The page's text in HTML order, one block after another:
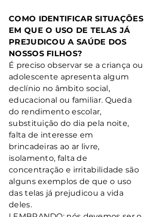
COMO IDENTIFICAR SITUAÇÕES
EM QUE O USO DE TELAS JÁ
PREJUDICOU A SAÚDE DOS
NOSSOS FILHOS?
É preciso observar se a criança ou
adolescente apresenta algum
declínio no âmbito social,
educacional ou familiar. Queda
do rendimento escolar,
substituição do dia pela noite,
falta de interesse em
brincadeiras ao ar livre,
isolamento, falta de
concentração e irritabilidade são
alguns exemplos de que o uso
das telas já prejudicou a vida
deles.